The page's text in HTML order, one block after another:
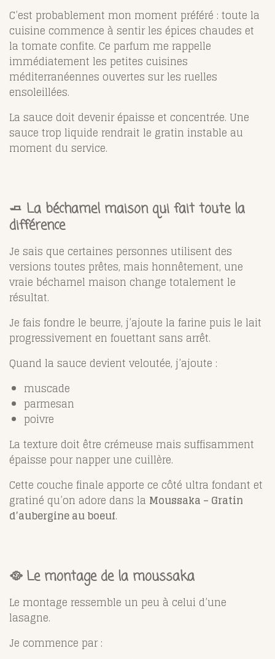
C’est probablement mon moment préféré : toute la
cuisine commence à sentir les épices chaudes et
la tomate confite. Ce parfum me rappelle
immédiatement les petites cuisines
méditerranéennes ouvertes sur les ruelles
ensoleillées.
La sauce doit devenir épaisse et concentrée. Une
sauce trop liquide rendrait le gratin instable au
moment du service.
🧈 La béchamel maison qui fait toute la
différence
Je sais que certaines personnes utilisent des
versions toutes prêtes, mais honnêtement, une
vraie béchamel maison change totalement le
résultat.
Je fais fondre le beurre, j’ajoute la farine puis le lait
progressivement en fouettant sans arrêt.
Quand la sauce devient veloutée, j’ajoute :
muscade
parmesan
poivre
La texture doit être crémeuse mais suffisamment
épaisse pour napper une cuillère.
Cette couche finale apporte ce côté ultra fondant et
gratiné qu’on adore dans la Moussaka – Gratin
d’aubergine au boeuf.
🥘 Le montage de la moussaka
Le montage ressemble un peu à celui d’une
lasagne.
Je commence par :